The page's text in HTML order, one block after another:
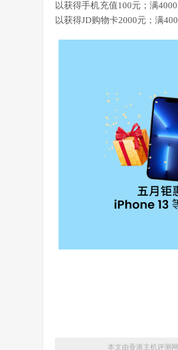
以获得手机充值100元；满
以获得JD购物卡2000元；满
本文由香港主机评测